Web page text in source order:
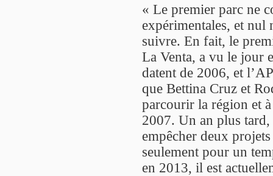
« Le premier parc ne
expérimentales, et
suivre. En fait, le
La Venta, a vu le jour
datent de 2006, et
que Bettina Cruz et
parcourir la région et
2007. Un an plus tard,
empêcher deux
seulement pour un
en 2013, il est